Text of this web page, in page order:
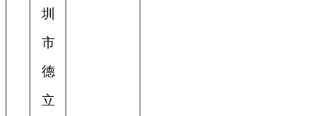
圳
市
德
立